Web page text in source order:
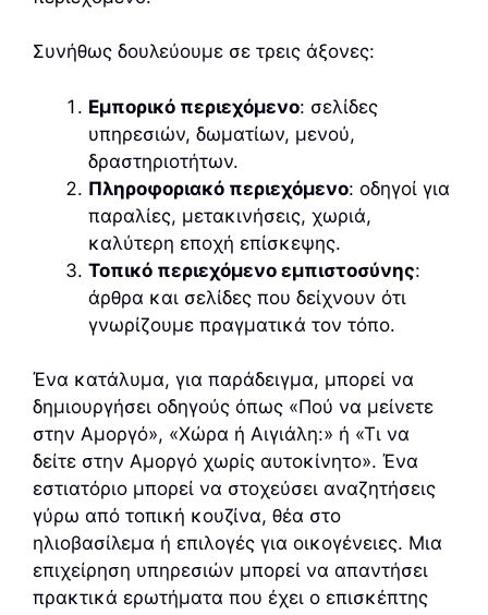
Συνήθως δουλεύουμε σε τρεις άξονες:
Εμπορικό περιεχόμενο: σελίδες
υπηρεσιών, δωματίων, μενού,
δραστηριοτήτων.
Πληροφοριακό περιεχόμενο: οδηγοί για
παραλίες, μετακινήσεις, χωριά,
καλύτερη εποχή επίσκεψης.
Τοπικό περιεχόμενο εμπιστοσύνης:
άρθρα και σελίδες που δείχνουν ότι
γνωρίζουμε πραγματικά τον τόπο.
Ένα κατάλυμα, για παράδειγμα, μπορεί να
δημιουργήσει οδηγούς όπως «Πού να μείνετε
στην Αμοργό», «Χώρα ή Αιγιάλη:» ή «Τι να
δείτε στην Αμοργό χωρίς αυτοκίνητο». Ένα
εστιατόριο μπορεί να στοχεύσει αναζητήσεις
γύρω από τοπική κουζίνα, θέα στο
ηλιοβασίλεμα ή επιλογές για οικογένειες. Μια
επιχείρηση υπηρεσιών μπορεί να απαντήσει
πρακτικά ερωτήματα που έχει ο επισκέπτης